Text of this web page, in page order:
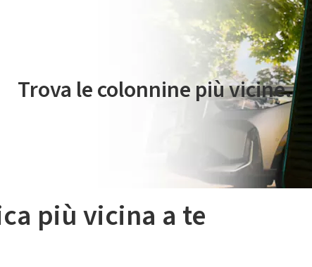
di mobilità elettrica è gestito da Plenitude On The Road
Trova le colonnine più vicine.
più vicina a te